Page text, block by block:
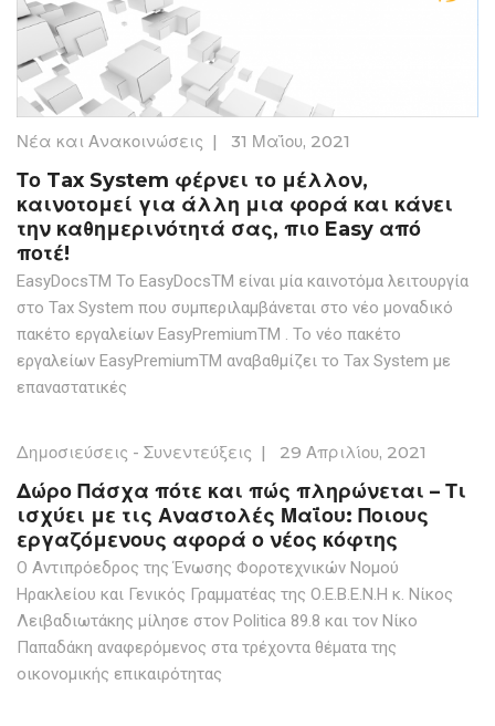
Νέα και Ανακοινώσεις | 31 Μαΐου, 2021
Το Tax System φέρνει το μέλλον,
καινοτομεί για άλλη μια φορά και κάνει
την καθημερινότητά σας, πιο Easy από
ποτέ!
EasyDocsTM Το EasyDocsTM είναι μία καινοτόμα λειτουργία
στο Tax System που συμπεριλαμβάνεται στο νέο μοναδικό
πακέτο εργαλείων EasyPremiumTM . Το νέο πακέτο
εργαλείων EasyPremiumTM αναβαθμίζει το Tax System με
επαναστατικές
Δημοσιεύσεις - Συνεντεύξεις | 29 Απριλίου, 2021
Δώρο Πάσχα πότε και πώς πληρώνεται – Τι
ισχύει με τις Αναστολές Μαΐου: Ποιους
εργαζόμενους αφορά ο νέος κόφτης
Ο Αντιπρόεδρος της Ένωσης Φοροτεχνικών Νομού
Ηρακλείου και Γενικός Γραμματέας της Ο.Ε.Β.Ε.Ν.Η κ. Νίκος
Λειβαδιωτάκης μίλησε στον Politica 89.8 και τον Νίκο
Παπαδάκη αναφερόμενος στα τρέχοντα θέματα της
οικονομικής επικαιρότητας